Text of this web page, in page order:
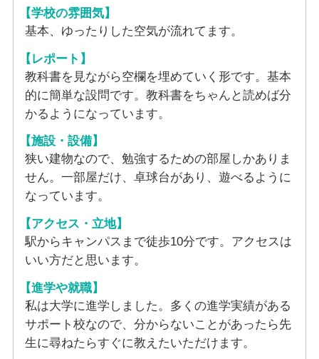
【学校の雰囲気】
基本、ゆったりした空気が流れてます。
【レポート】
教科書を見ながら空欄を埋めていく形です。基本
的に簡単な設問です。教科書をちゃんと読めば分
かるようになっています。
【施設・設備】
狭い建物なので、勉強するための部屋しかありま
せん。一部屋だけ、卓球台があり、遊べるように
なっています。
【アクセス・立地】
駅からキャンパスまで徒歩10分です。アクセスは
いい方だと思います。
【進学や就職】
私は大学に進学しました。多くの進学実績がある
サポート校なので、分からないことがあったら先
生に尋ねたらすぐに教えたいただけます。